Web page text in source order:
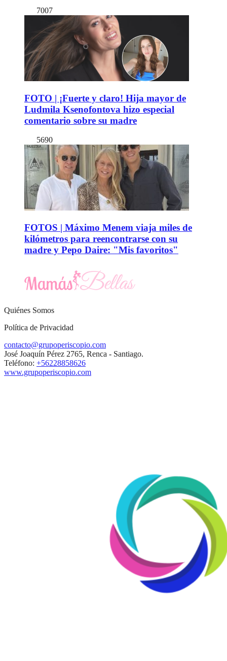
7007
FOTO | ¡Fuerte y claro! Hija mayor de
Ludmila Ksenofontova hizo especial
comentario sobre su madre
5690
FOTOS | Máximo Menem viaja miles de
kilómetros para reencontrarse con su
madre y Pepo Daire: "Mis favoritos"
Quiénes Somos
Política de Privacidad
contacto@grupoperiscopio.com
José Joaquín Pérez 2765, Renca - Santiago.
Teléfono: +56228858626
www.grupoperiscopio.com